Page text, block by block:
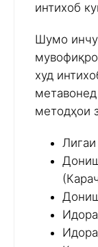
интихоб
Шумо
худ
метавонед
методҳои